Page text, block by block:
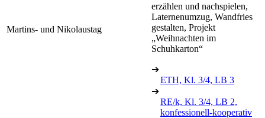
Martins- und Nikolaustag
erzählen und nachspielen,
Laternenumzug, Wandfries
gestalten, Projekt
„Weihnachten im
Schuhkarton“
➔
ETH, Kl. 3/4, LB 3
➔
RE/k, Kl. 3/4, LB 2,
konfessionell-kooperativ